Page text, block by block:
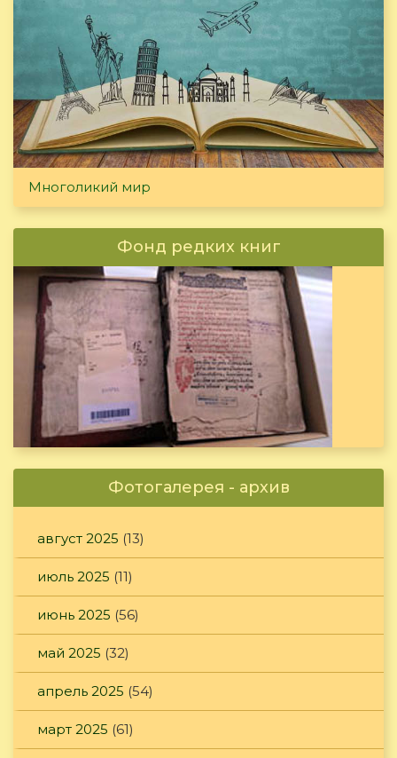
Многоликий мир
Фонд редких книг
Фотогалерея - архив
август 2025 (13)
июль 2025 (11)
июнь 2025 (56)
май 2025 (32)
апрель 2025 (54)
март 2025 (61)